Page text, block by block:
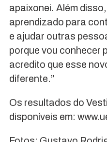
apaixonei. Além
aprendizado para
e ajudar outras
porque vou conhecer
acredito que esse
diferente.”
Os resultados do
disponíveis em: